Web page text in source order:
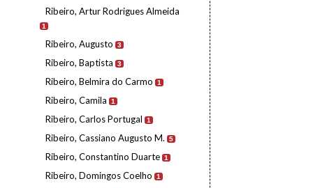
Ribeiro, Artur Rodrigues Almeida
1
Ribeiro, Augusto 3
Ribeiro, Baptista 3
Ribeiro, Belmira do Carmo 1
Ribeiro, Camila 1
Ribeiro, Carlos Portugal 1
Ribeiro, Cassiano Augusto M. 5
Ribeiro, Constantino Duarte 1
Ribeiro, Domingos Coelho 1